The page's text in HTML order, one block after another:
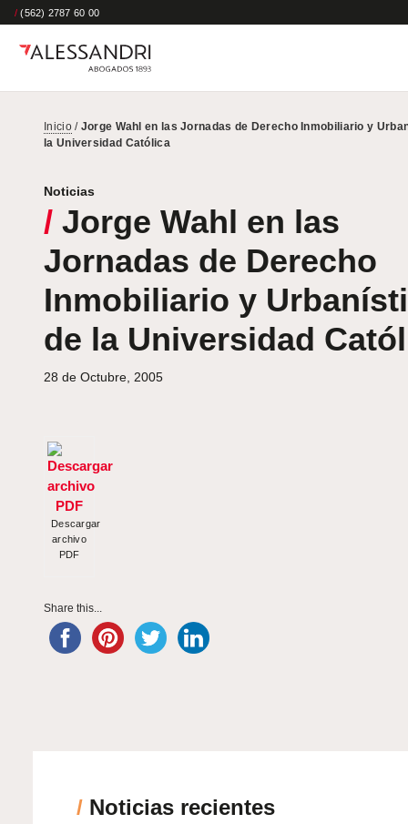
/ (562) 2787 60 00
Inicio/ Jorge Wahl en las Jornadas de Derecho Inmobiliario y
la Universidad Católica
Noticias
/ Jorge Wahl en las
Jornadas de Derecho
Inmobiliario y
de la Universidad
28 de Octubre, 2005
Descargar
archivo
PDF
Share this...
/ Noticias recientes